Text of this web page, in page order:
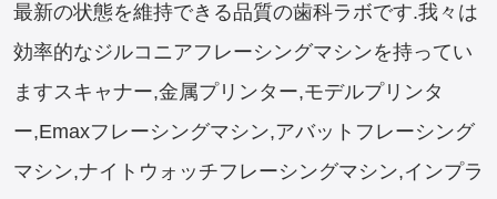
最新の状態を維持できる品質の歯科ラボです.我々は
効率的なジルコニアフレーシングマシンを持ってい
ますスキャナー,金属プリンター,モデルプリンタ
ー,Emaxフレーシングマシン,アバットフレーシング
マシン,ナイトウォッチフレーシングマシン,インプラ